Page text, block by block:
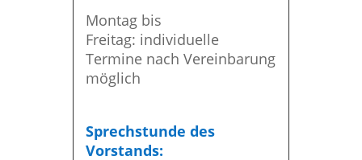
Montag bis
Freitag: individuelle
Termine nach Vereinbarung
möglich
Sprechstunde des
Vorstands: